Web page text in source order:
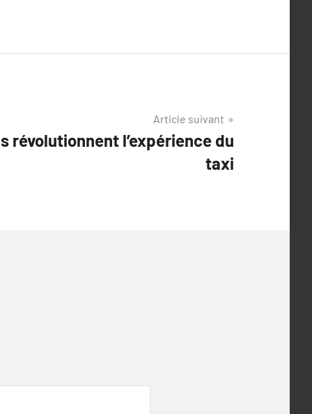
Article suivant
révolutionnent l’expérience du
taxi